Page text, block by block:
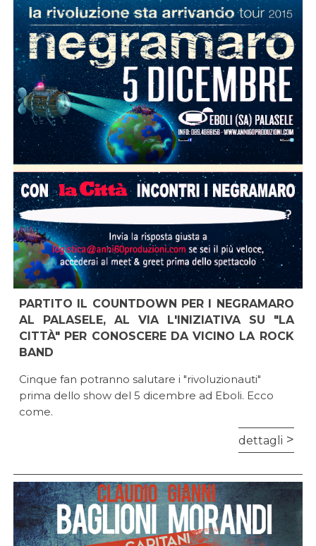
PARTITO IL COUNTDOWN PER I NEGRAMARO
AL PALASELE, AL VIA L'INIZIATIVA SU "LA
CITTÀ" PER CONOSCERE DA VICINO LA ROCK
BAND
Cinque fan potranno salutare i "rivoluzionauti"
prima dello show del 5 dicembre ad Eboli. Ecco
come.
dettagli